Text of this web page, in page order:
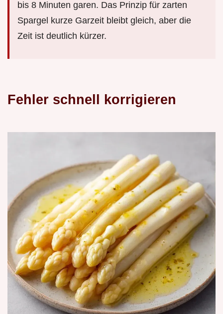
bis 8 Minuten garen. Das Prinzip für zarten
Spargel kurze Garzeit bleibt gleich, aber die
Zeit ist deutlich kürzer.
Fehler schnell korrigieren